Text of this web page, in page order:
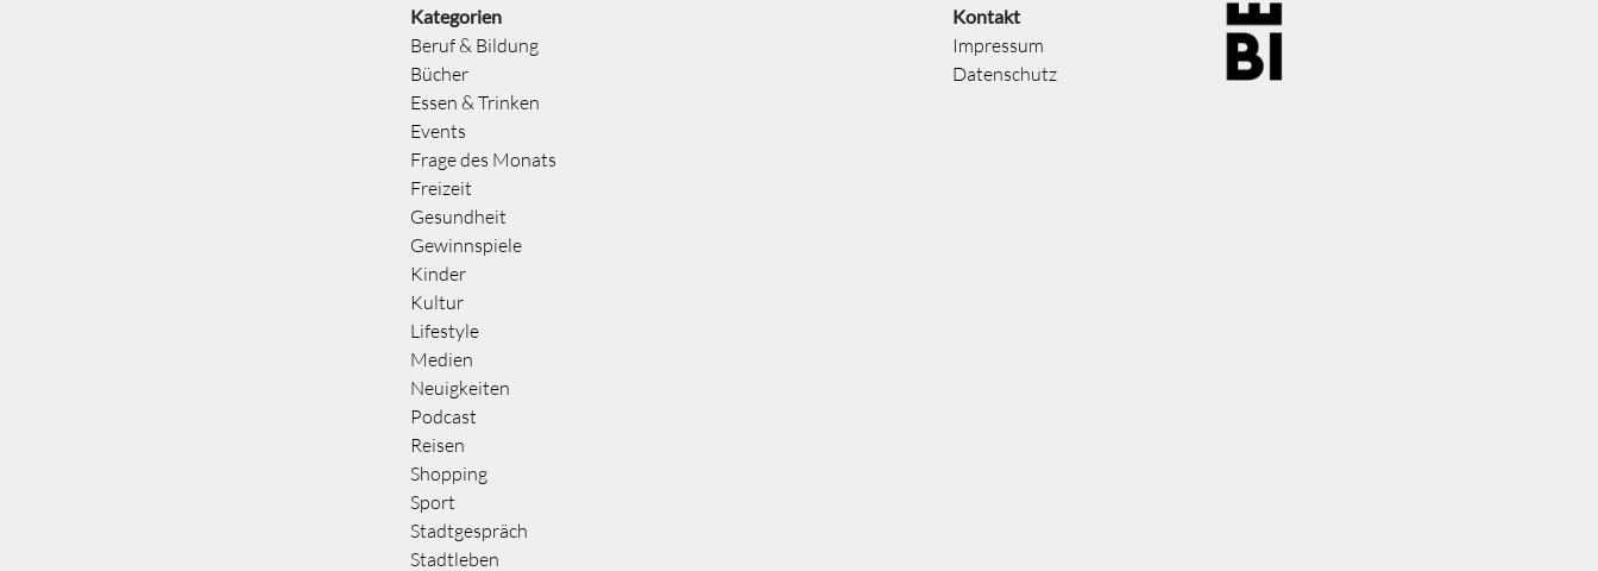
Kategorien
Beruf & Bildung
Bücher
Essen & Trinken
Events
Frage des Monats
Freizeit
Gesundheit
Gewinnspiele
Kinder
Kultur
Lifestyle
Medien
Neuigkeiten
Podcast
Reisen
Shopping
Sport
Stadtgespräch
Stadtleben
Kontakt
Impressum
Datenschutz